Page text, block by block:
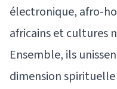
électronique, afro-
africains et cultures
Ensemble, ils
dimension